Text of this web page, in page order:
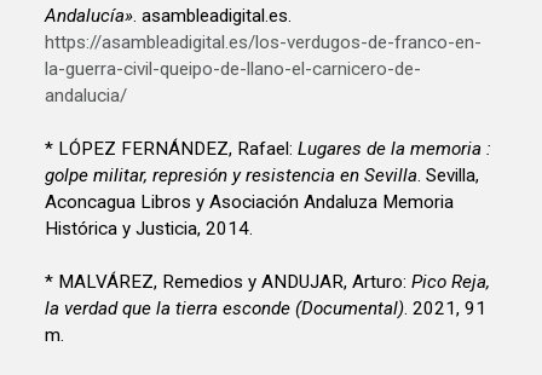
Andalucía» . asambleadigital.es.
https://asambleadigital.es/los-verdugos-de-franco-en-
la-guerra-civil-queipo-de-llano-el-carnicero-de-
andalucia/
* LÓPEZ FERNÁNDEZ, Rafael:Lugares de la memoria :
golpe militar, represión y resistencia en Sevilla . Sevilla,
Aconcagua Libros y Asociación Andaluza Memoria
Histórica y Justicia, 2014.
* MALVÁREZ, Remedios y ANDUJAR, Arturo:Pico Reja,
la verdad que la tierra esconde (Documental) . 2021, 91
m.